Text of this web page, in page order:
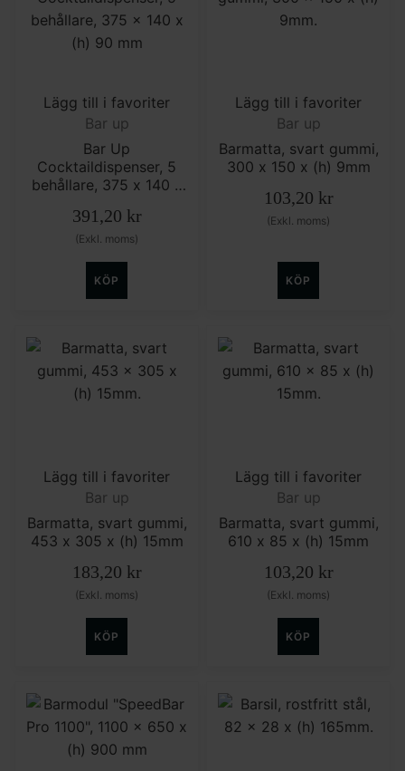
Lägg till i favoriter
Bar up
Bar Up
Cocktaildispenser, 5
behållare, 375 x 140 x
391,20 kr
(Exkl. moms)
KÖP
Lägg till i favoriter
Bar up
Barmatta, svart gummi,
300 x 150 x (h) 9mm
103,20 kr
(Exkl. moms)
KÖP
Lägg till i favoriter
Bar up
Barmatta, svart gummi,
453 x 305 x (h) 15mm
183,20 kr
(Exkl. moms)
KÖP
Lägg till i favoriter
Bar up
Barmatta, svart gummi,
610 x 85 x (h) 15mm
103,20 kr
(Exkl. moms)
KÖP